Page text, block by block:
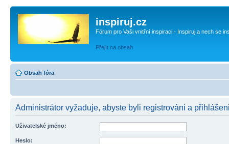
inspiruj.cz
Fórum pro Vaši vnitřní inspiraci - Inspiruj a nech se
Přejít na obsah
Obsah fóra
Administrátor vyžaduje, abyste byli registrováni a
Uživatelské jméno:
Heslo: